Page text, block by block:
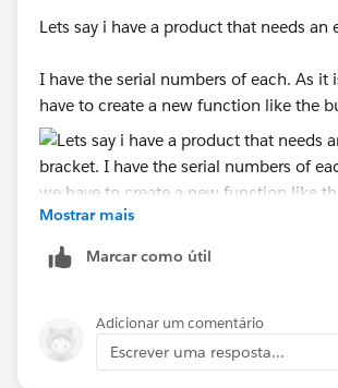
Lets say i have a product that needs an
I have the serial numbers of each. As it
have to create a new function like the
We wish to generate an order for a lot of
basically automate the button.
Thanks for your help!
Mostrar mais
Marcar como útil
Adicionar um comentário
Escrever uma resposta...